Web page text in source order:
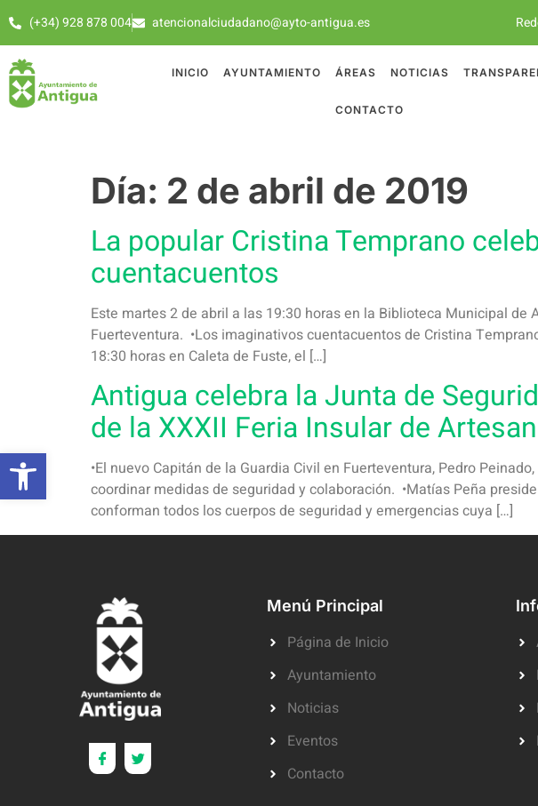
(+34) 928 878 004 atencionalciudadano@ayto-antigua.es
INICIO AYUNTAMIENTO ÁREAS NOTICIAS
CONTACTO
Día: 2 de abril de 2019
La popular Cristina Temprano
cuentacuentos
Este martes 2 de abril a las 19:30 horas en la Biblioteca Municipal
Fuerteventura. •Los imaginativos cuentacuentos de Cristina
18:30 horas en Caleta de Fuste, el […]
Antigua celebra la Junta de
de la XXXII Feria Insular de
•El nuevo Capitán de la Guardia Civil en Fuerteventura, Pedro
coordinar medidas de seguridad y colaboración. •Matías Peña
conforman todos los cuerpos de seguridad y emergencias cuya […]
Menú Principal
Página de Inicio
Ayuntamiento
Noticias
Eventos
Contacto
Abrir barra de herramientas